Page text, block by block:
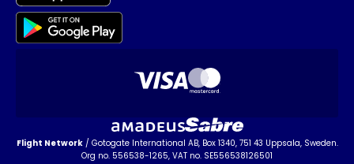
Flight Network/ Gotogate International AB, Box 1340, 751 43 Uppsala, Sweden.
Org no. 556538-1265, VAT no. SE556538126501